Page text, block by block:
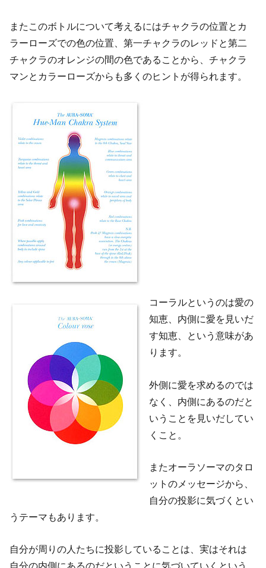
またこのボトルについて考えるにはチャクラの位置とカ
ラーローズでの色の位置、第一チャクラのレッドと第二
チャクラのオレンジの間の色であることから、チャクラ
マンとカラーローズからも多くのヒントが得られます。
コーラルというのは愛の
知恵、内側に愛を見いだ
す知恵、という意味があ
ります。
外側に愛を求めるのでは
なく、内側にあるのだと
いうことを見いだしてい
くこと。
またオーラソーマのタロ
ットのメッセージから、
自分の投影に気づくとい
うテーマもあります。
自分が周りの人たちに投影していることは、実はそれは
自分の内側にあるのだということに気づいていくという